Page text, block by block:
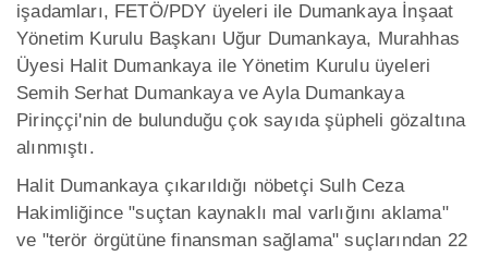
işadamları, FETÖ/PDY üyeleri ile Dumankaya İnşaat
Yönetim Kurulu Başkanı Uğur Dumankaya, Murahhas
Üyesi Halit Dumankaya ile Yönetim Kurulu üyeleri
Semih Serhat Dumankaya ve Ayla Dumankaya
Pirinççi'nin de bulunduğu çok sayıda şüpheli gözaltına
alınmıştı.
Halit Dumankaya çıkarıldığı nöbetçi Sulh Ceza
Hakimliğince "suçtan kaynaklı mal varlığını aklama"
ve "terör örgütüne finansman sağlama" suçlarından 22